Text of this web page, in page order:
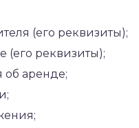
(его реквизиты);
(его реквизиты);
об аренде;